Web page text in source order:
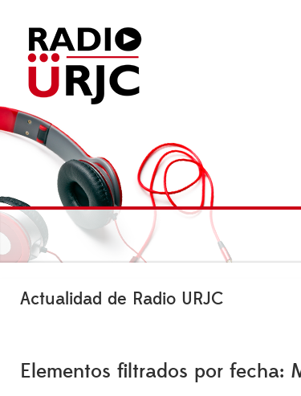
Actualidad de Radio URJC
Elementos filtrados por fecha: